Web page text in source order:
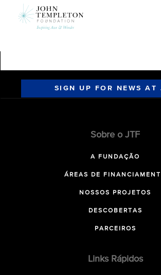
SIGN UP FOR NEWS AT
Sobre o JTF
A FUNDAÇÃO
ÁREAS DE
NOSSOS PROJETOS
DESCOBERTAS
PARCEIROS
Links Rápidos